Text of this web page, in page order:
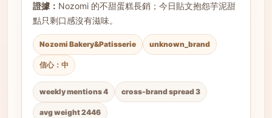
證據： Nozomi 的不甜蛋糕長銷；今日貼文抱怨芋泥甜
點只剩口感沒有滋味。
Nozomi Bakery&Patisserie unknown_brand
信心：中
weekly mentions 4 cross-brand spread 3
avg weight 2446